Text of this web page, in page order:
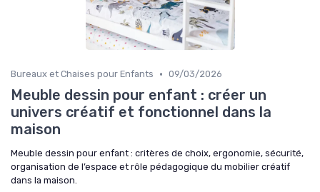
Bureaux et Chaises pour Enfants • 09/03/2026
Meuble dessin pour enfant : créer un
univers créatif et fonctionnel dans la
maison
Meuble dessin pour enfant : critères de choix, ergonomie, sécurité,
organisation de l’espace et rôle pédagogique du mobilier créatif
dans la maison.